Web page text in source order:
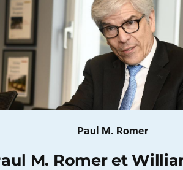
Paul M. Romer
M. Romer et